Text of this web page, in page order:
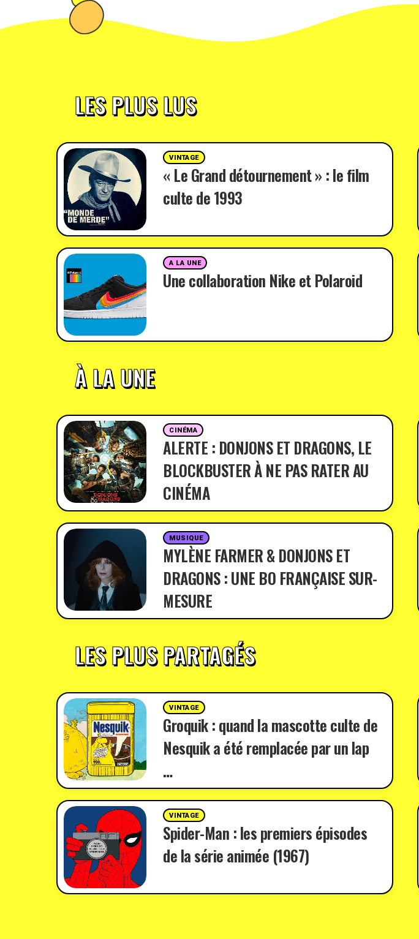
LES PLUS LUS
VINTAGE
« Le Grand détournement » : le film
culte de 1993
A LA UNE
Une collaboration Nike et Polaroid
À LA UNE
CINÉMA
ALERTE : DONJONS ET DRAGONS, LE
BLOCKBUSTER À NE PAS RATER AU
CINÉMA
MUSIQUE
MYLÈNE FARMER & DONJONS ET
DRAGONS : UNE BO FRANÇAISE SUR-
MESURE
LES PLUS PARTAGÉS
VINTAGE
Groquik : quand la mascotte culte de
Nesquik a été remplacée par un lap
…
VINTAGE
Spider-Man : les premiers épisodes
de la série animée (1967)